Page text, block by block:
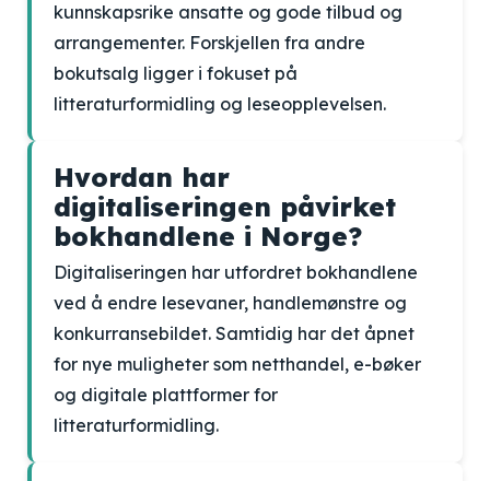
kunnskapsrike ansatte og gode tilbud og
arrangementer. Forskjellen fra andre
bokutsalg ligger i fokuset på
litteraturformidling og leseopplevelsen.
Hvordan har
digitaliseringen påvirket
bokhandlene i Norge?
Digitaliseringen har utfordret bokhandlene
ved å endre lesevaner, handlemønstre og
konkurransebildet. Samtidig har det åpnet
for nye muligheter som netthandel, e-bøker
og digitale plattformer for
litteraturformidling.